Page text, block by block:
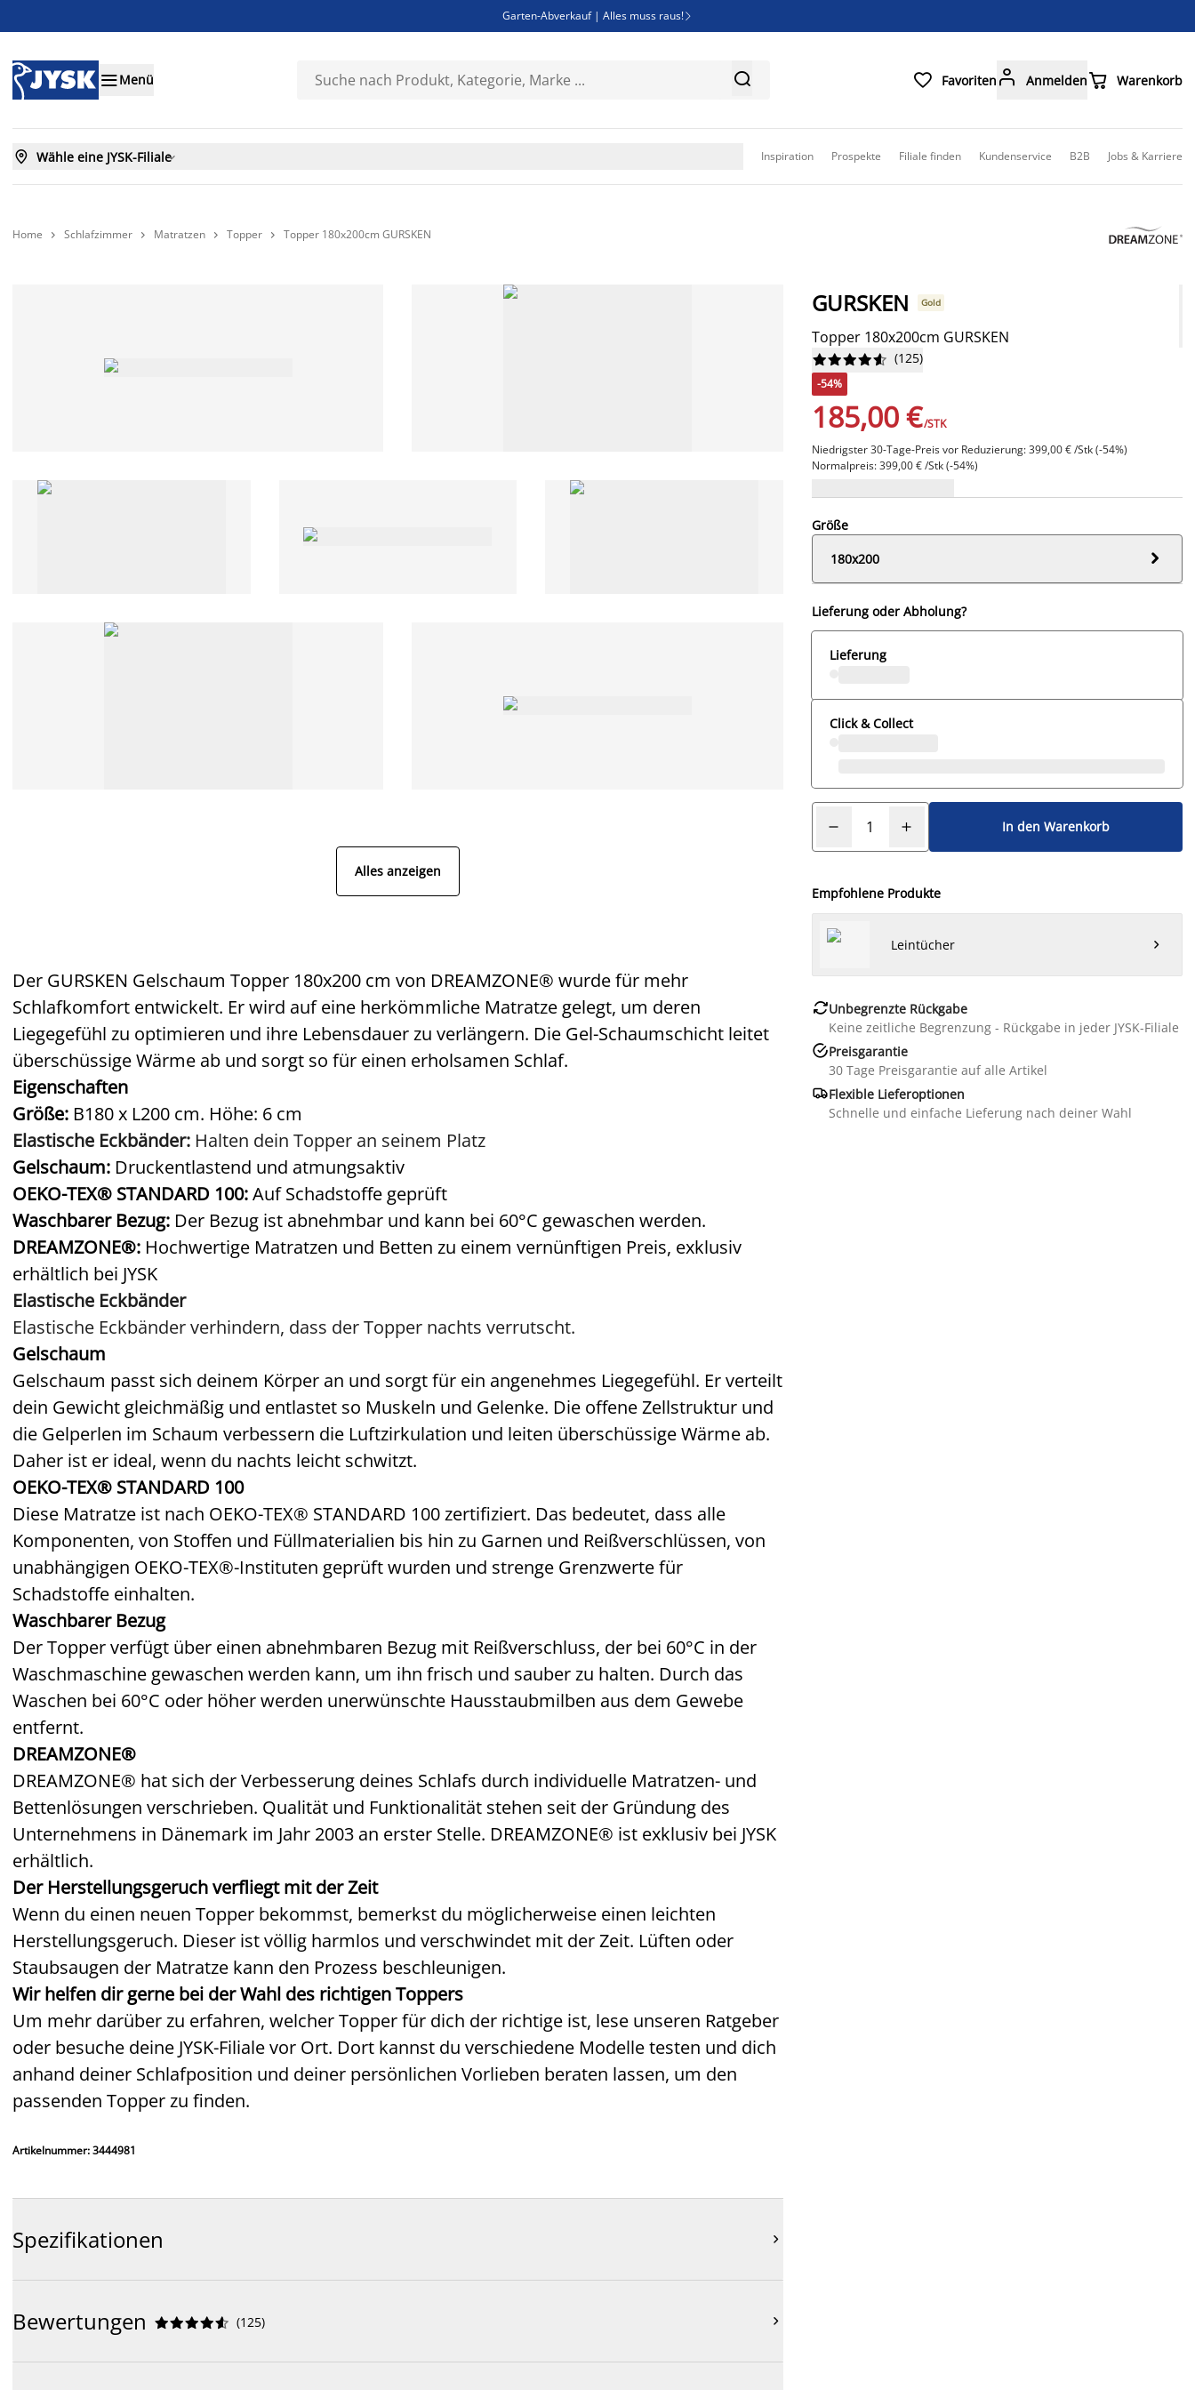
Garten-Abverkauf | Alles muss raus! 
Bist du Unternehmer? Entdecke JYSK-B2B
Menü   Favoriten  Anmelden Warenkorb
 Wähle eine JYSK-Filiale Inspiration Prospekte Filiale finden Kundenservice B2B Jobs & Karriere
Home  Schlafzimmer  Matratzen  Topper  Topper 180x200cm GURSKEN
Alles anzeigen
Der GURSKEN Gelschaum Topper 180x200 cm von DREAMZONE® wurde für mehr
Schlafkomfort entwickelt. Er wird auf eine herkömmliche Matratze gelegt, um deren
Liegegefühl zu optimieren und ihre Lebensdauer zu verlängern. Die Gel-Schaumschicht leitet
überschüssige Wärme ab und sorgt so für einen erholsamen Schlaf.
Eigenschaften
Größe: B180 x L200 cm. Höhe: 6 cm
Elastische Eckbänder: Halten dein Topper an seinem Platz
Gelschaum: Druckentlastend und atmungsaktiv
OEKO-TEX® STANDARD 100:Auf Schadstoffe geprüft
Waschbarer Bezug: Der Bezug ist abnehmbar und kann bei 60°C gewaschen werden.
DREAMZONE®: Hochwertige Matratzen und Betten zu einem vernünftigen Preis, exklusiv
erhältlich bei JYSK
Elastische Eckbänder
Elastische Eckbänder verhindern, dass der Topper nachts verrutscht.
Gelschaum
Gelschaum passt sich deinem Körper an und sorgt für ein angenehmes Liegegefühl. Er verteilt
dein Gewicht gleichmäßig und entlastet so Muskeln und Gelenke. Die offene Zellstruktur und
die Gelperlen im Schaum verbessern die Luftzirkulation und leiten überschüssige Wärme ab.
Daher ist er ideal, wenn du nachts leicht schwitzt.
OEKO-TEX® STANDARD 100
Diese Matratze ist nach OEKO-TEX® STANDARD 100 zertifiziert. Das bedeutet, dass alle
Komponenten, von Stoffen und Füllmaterialien bis hin zu Garnen und Reißverschlüssen, von
unabhängigen OEKO-TEX®-Instituten geprüft wurden und strenge Grenzwerte für
Schadstoffe einhalten.
Waschbarer Bezug
Der Topper verfügt über einen abnehmbaren Bezug mit Reißverschluss, der bei 60°C in der
Waschmaschine gewaschen werden kann, um ihn frisch und sauber zu halten. Durch das
Waschen bei 60°C oder höher werden unerwünschte Hausstaubmilben aus dem Gewebe
entfernt.
DREAMZONE®
DREAMZONE® hat sich der Verbesserung deines Schlafs durch individuelle Matratzen- und
Bettenlösungen verschrieben. Qualität und Funktionalität stehen seit der Gründung des
Unternehmens in Dänemark im Jahr 2003 an erster Stelle. DREAMZONE® ist exklusiv bei JYSK
erhältlich.
Der Herstellungsgeruch verfliegt mit der Zeit
Wenn du einen neuen Topper bekommst, bemerkst du möglicherweise einen leichten
Herstellungsgeruch. Dieser ist völlig harmlos und verschwindet mit der Zeit. Lüften oder
Staubsaugen der Matratze kann den Prozess beschleunigen.
Wir helfen dir gerne bei der Wahl des richtigen Toppers
Um mehr darüber zu erfahren, welcher Topper für dich der richtige ist, lese unseren Ratgeber
oder besuche deine JYSK-Filiale vor Ort. Dort kannst du verschiedene Modelle testen und dich
anhand deiner Schlafposition und deiner persönlichen Vorlieben beraten lassen, um den
passenden Topper zu finden.
Artikelnummer: 3444981
Spezifikationen 
Bewertungen 




 (125) 
GURSKEN Gold
Topper 180x200cm GURSKEN





 (125)
-54%
185,00 €/STK
Niedrigster 30-Tage-Preis vor Reduzierung: 399,00 € /Stk (-54%)
Normalpreis: 399,00 € /Stk (-54%)
Größe
180x200

Lieferung oder Abholung?
Lieferung
Click & Collect
In den Warenkorb
Empfohlene Produkte
Leintücher 
Unbegrenzte Rückgabe
Keine zeitliche Begrenzung - Rückgabe in jeder JYSK-Filiale
Preisgarantie
30 Tage Preisgarantie auf alle Artikel
Flexible Lieferoptionen
Schnelle und einfache Lieferung nach deiner Wahl